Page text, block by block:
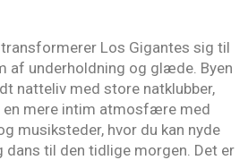
Los Gigantes sig til
af underholdning og glæde. Byen
natteliv med store natklubber,
en mere intim atmosfære med
musiksteder, hvor du kan nyde
dans til den tidlige morgen. Det er